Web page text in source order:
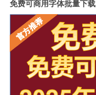
免费可商用字体批量下载